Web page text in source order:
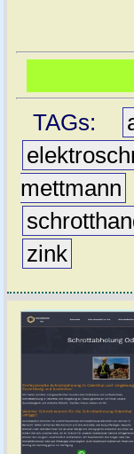
TAGs:
mettmann
zink